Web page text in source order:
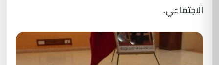
الاجتماعي.